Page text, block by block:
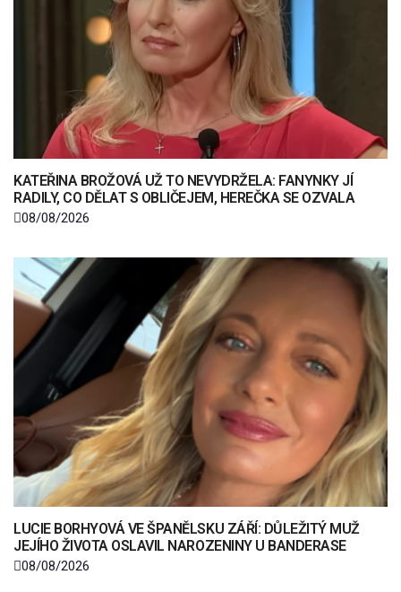
KATEŘINA BROŽOVÁ UŽ TO NEVYDRŽELA: FANYNKY JÍ
RADILY, CO DĚLAT S OBLIČEJEM, HEREČKA SE OZVALA
08/08/2026
LUCIE BORHYOVÁ VE ŠPANĚLSKU ZÁŘÍ: DŮLEŽITÝ MUŽ
JEJÍHO ŽIVOTA OSLAVIL NAROZENINY U BANDERASE
08/08/2026